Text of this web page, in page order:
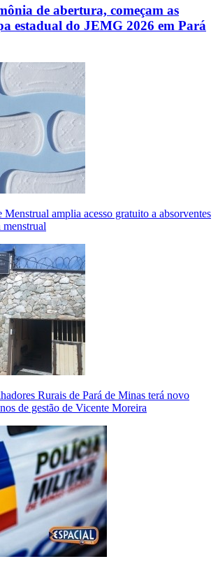
de abertura, começam as
estadual do JEMG 2026 em Pará
amplia acesso gratuito a absorventes
menstrual
Rurais de Pará de Minas terá novo
de gestão de Vicente Moreira